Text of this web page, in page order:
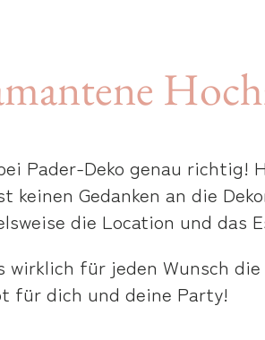
Pader-Deko genau richtig!
Gedanken an die
die Location und das
wirklich für jeden Wunsch
für dich und deine Party!